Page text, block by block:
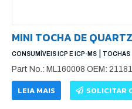
MINI TOCHA DE
CONSUMÍVEIS ICP E ICP-MS TOCHAS
Part No.: ML160008 OEM:
LEIA MAIS SOLICITAR